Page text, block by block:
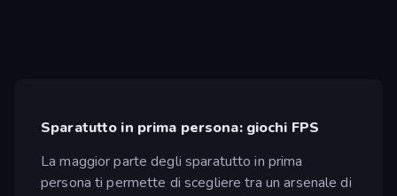
Sparatutto in prima persona: giochi FPS
La maggior parte degli sparatutto in prima
persona ti permette di scegliere tra un arsenale di